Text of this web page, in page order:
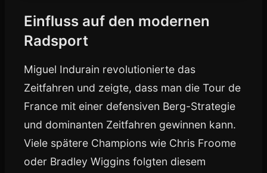
Einfluss auf den modernen
Radsport
Miguel Indurain revolutionierte das
Zeitfahren und zeigte, dass man die Tour de
France mit einer defensiven Berg-Strategie
und dominanten Zeitfahren gewinnen kann.
Viele spätere Champions wie Chris Froome
oder Bradley Wiggins folgten diesem